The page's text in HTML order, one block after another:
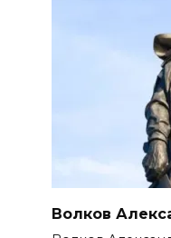
Волков